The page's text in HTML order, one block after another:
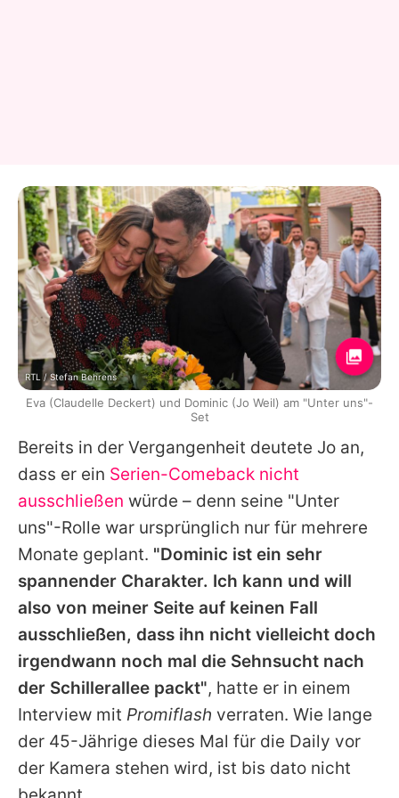
Bereits in der Vergangenheit deutete Jo an,
dass er ein Serien-Comeback nicht
ausschließen würde – denn seine "Unter
uns"-Rolle war ursprünglich nur für mehrere
Monate geplant. "Dominic ist ein sehr
spannender Charakter. Ich kann und will
also von meiner Seite auf keinen Fall
ausschließen, dass ihn nicht vielleicht doch
irgendwann noch mal die Sehnsucht nach
der Schillerallee packt", hatte er in einem
Interview mit Promiflash verraten. Wie lange
der 45-Jährige dieses Mal für die Daily vor
der Kamera stehen wird, ist bis dato nicht
RTL / Stefan Behrens
Eva (Claudelle Deckert) und Dominic (Jo Weil) am "Unter uns"-
Set